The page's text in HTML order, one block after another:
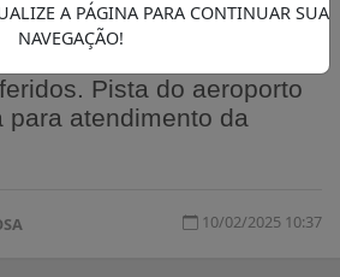
Pista do aeroporto
para atendimento da
10/02/2025 10:37
A PÁGINA PARA CONTINUAR SUA
NAVEGAÇÃO!